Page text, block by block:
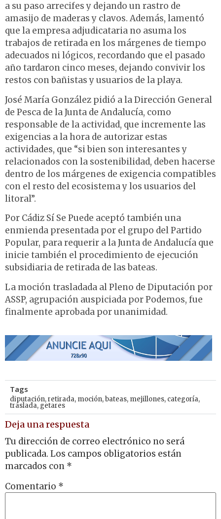
a su paso arrecifes y dejando un rastro de
amasijo de maderas y clavos. Además, lamentó
que la empresa adjudicataria no asuma los
trabajos de retirada en los márgenes de tiempo
adecuados ni lógicos, recordando que el pasado
año tardaron cinco meses, dejando convivir los
restos con bañistas y usuarios de la playa.
José María González pidió a la Dirección General
de Pesca de la Junta de Andalucía, como
responsable de la actividad, que incremente las
exigencias a la hora de autorizar estas
actividades, que “si bien son interesantes y
relacionados con la sostenibilidad, deben hacerse
dentro de los márgenes de exigencia compatibles
con el resto del ecosistema y los usuarios del
litoral”.
Por Cádiz Sí Se Puede aceptó también una
enmienda presentada por el grupo del Partido
Popular, para requerir a la Junta de Andalucía que
inicie también el procedimiento de ejecución
subsidiaria de retirada de las bateas.
La moción trasladada al Pleno de Diputación por
ASSP, agrupación auspiciada por Podemos, fue
finalmente aprobada por unanimidad.
Tags
diputación,retirada, moción,bateas, mejillones, categoría,
traslada, getares
Deja una respuesta
Tu dirección de correo electrónico no será
publicada. Los campos obligatorios están
marcados con *
Comentario *